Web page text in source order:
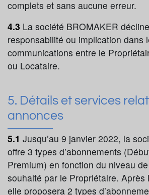
complets et sans aucune erreur.
4.3 La société BROMAKER
responsabilité ou implication dans
communications entre le
ou Locataire.
5. Détails et services
annonces
5.1 Jusqu’au 9 janvier 2022, la
offre 3 types d’abonnements
Premium) en fonction du niveau
souhaité par le Propriétaire. Après
elle proposera 2 types